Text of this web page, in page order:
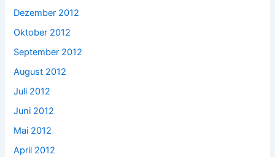
Dezember 2012
Oktober 2012
September 2012
August 2012
Juli 2012
Juni 2012
Mai 2012
April 2012